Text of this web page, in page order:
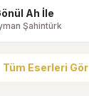
Ah İle
Şahintürk
Tüm Eserleri Gör